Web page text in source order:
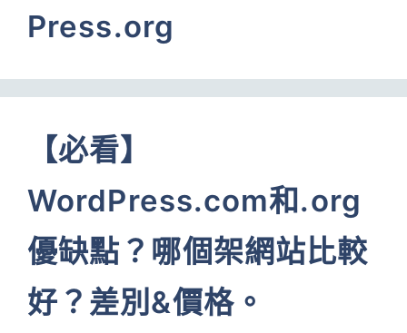
Press.org
【必看】
WordPress.com和.org
優缺點？哪個架網站比較
好？差別&價格。